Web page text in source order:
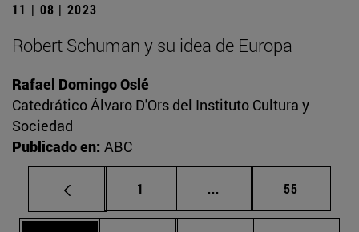
11 | 08 | 2023
Robert Schuman y su idea de Europa
Rafael Domingo Oslé
Catedrático Álvaro D'Ors del Instituto Cultura y
Sociedad
Publicado en: ABC
Página
1 ... Páginas intermedias
Página
55